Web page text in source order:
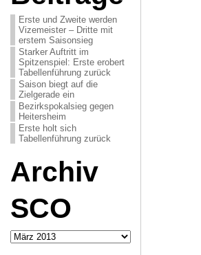
Erste und Zweite werden
Vizemeister – Dritte mit
erstem Saisonsieg
Starker Auftritt im
Spitzenspiel: Erste erobert
Tabellenführung zurück
Saison biegt auf die
Zielgerade ein
Bezirkspokalsieg gegen
Heitersheim
Erste holt sich
Tabellenführung zurück
Archiv
SCO
Archiv
SCO